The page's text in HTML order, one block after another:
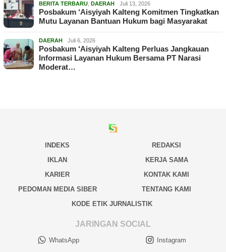
BERITA TERBARU, DAERAH Juli 13, 2026
Posbakum ‘Aisyiyah Kalteng Komitmen Tingkatkan
Mutu Layanan Bantuan Hukum bagi Masyarakat
DAERAH Juli 6, 2026
Posbakum ‘Aisyiyah Kalteng Perluas Jangkauan
Informasi Layanan Hukum Bersama PT Narasi
Moderat…
INDEKS
REDAKSI
IKLAN
KERJA SAMA
KARIER
KONTAK KAMI
PEDOMAN MEDIA SIBER
TENTANG KAMI
KODE ETIK JURNALISTIK
JARINGAN SOCIAL
WhatsApp Instagram